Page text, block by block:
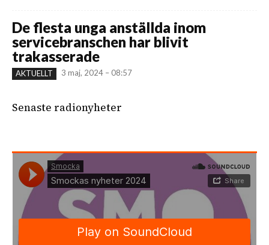
De flesta unga anställda inom
servicebranschen har blivit
trakasserade
AKTUELLT 3 maj, 2024 – 08:57
Senaste radionyheter